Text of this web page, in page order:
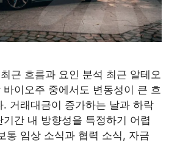
근 흐름과 요인 분석 최근 알테오
이오주 중에서도 변동성이 큰 흐
. 거래대금이 증가하는 날과 하락
기간 내 방향성을 특정하기 어렵
통 임상 소식과 협력 소식, 자금